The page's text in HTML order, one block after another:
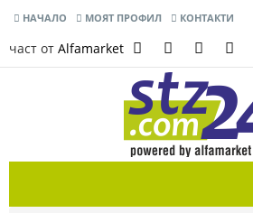
НАЧАЛО МОЯТ ПРОФИЛ КОНТАКТИ
част от Alfamarket